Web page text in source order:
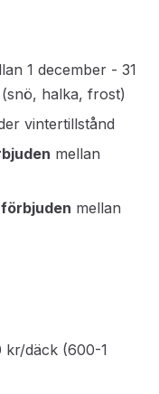
1 december - 31
halka, frost)
vintertillstånd
mellan
mellan
kr/däck (600-1